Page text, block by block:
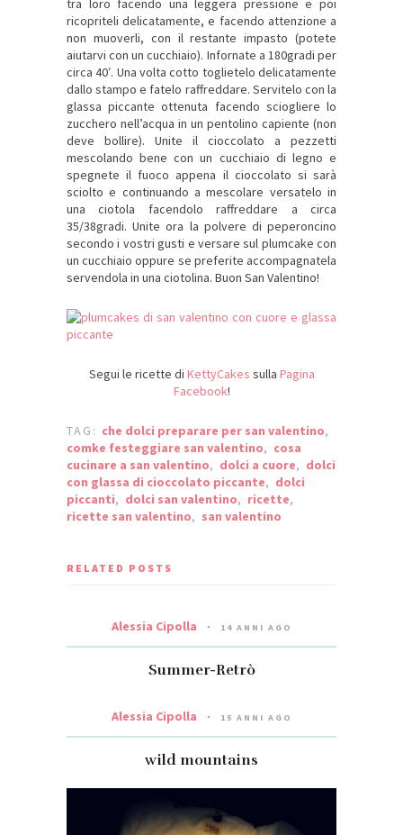
tra loro facendo una leggera pressione e poi
ricopriteli delicatamente, e facendo attenzione a
non muoverli, con il restante impasto (potete
aiutarvi con un cucchiaio). Infornate a 180gradi per
circa 40′. Una volta cotto toglietelo delicatamente
dallo stampo e fatelo raffreddare. Servitelo con la
glassa piccante ottenuta facendo sciogliere lo
zucchero nell’acqua in un pentolino capiente (non
deve bollire). Unite il cioccolato a pezzetti
mescolando bene con un cucchiaio di legno e
spegnete il fuoco appena il cioccolato si sarà
sciolto e continuando a mescolare versatelo in
una ciotola facendolo raffreddare a circa
35/38gradi. Unite ora la polvere di peperoncino
secondo i vostri gusti e versare sul plumcake con
un cucchiaio oppure se preferite accompagnatela
servendola in una ciotolina. Buon San Valentino!
Segui le ricette di KettyCakes sulla Pagina
Facebook!
TAG: che dolci preparare per san valentino,
comke festeggiare san valentino, cosa
cucinare a san valentino, dolci a cuore, dolci
con glassa di cioccolato piccante, dolci
piccanti, dolci san valentino, ricette,
ricette san valentino, san valentino
RELATED POSTS
Alessia Cipolla 14 ANNI AGO
Summer-Retrò
Alessia Cipolla 15 ANNI AGO
wild mountains